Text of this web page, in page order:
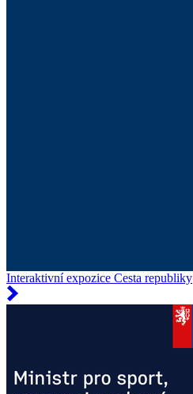
Interaktivní expozice Cesta republiky